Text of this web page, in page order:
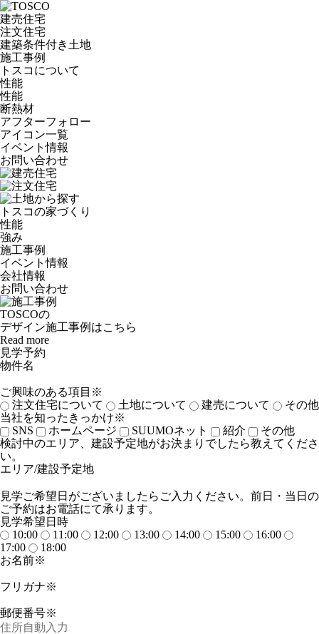
建売住宅
注文住宅
建築条件付き土地
施工事例
トスコについて
性能
性能
断熱材
アフターフォロー
アイコン一覧
イベント情報
お問い合わせ
トスコの家づくり
性能
強み
施工事例
イベント情報
会社情報
お問い合わせ
TOSCOの
デザイン施工事例はこちら
Read more
見学予約
物件名
ご興味のある項目※
注文住宅について
土地について 建売について
その他
当社を知ったきっかけ※
SNS
ホームページ SUUMOネット 紹介
その他
検討中のエリア、建設予定地がお決まりでしたら教えてくださ
い。
エリア/建設予定地
見学ご希望日がございましたらご入力ください。前日・当日の
ご予約はお電話にて承ります。
見学希望日時
10:00
11:00 12:00 13:00 14:00 15:00
16:00
17:00
18:00
お名前※
フリガナ※
郵便番号※